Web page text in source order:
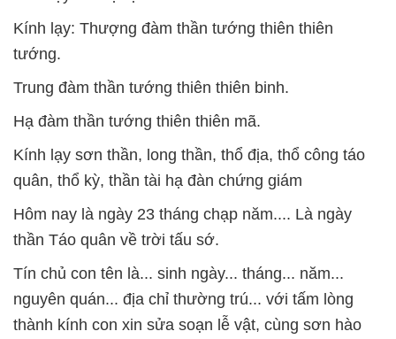
Kính lạy: Thượng đàm thần tướng thiên thiên
tướng.
Trung đàm thần tướng thiên thiên binh.
Hạ đàm thần tướng thiên thiên mã.
Kính lạy sơn thần, long thần, thổ địa, thổ công táo
quân, thổ kỳ, thần tài hạ đàn chứng giám
Hôm nay là ngày 23 tháng chạp năm.... Là ngày
thần Táo quân về trời tấu sớ.
Tín chủ con tên là... sinh ngày... tháng... năm...
nguyên quán... địa chỉ thường trú... với tấm lòng
thành kính con xin sửa soạn lễ vật, cùng sơn hào